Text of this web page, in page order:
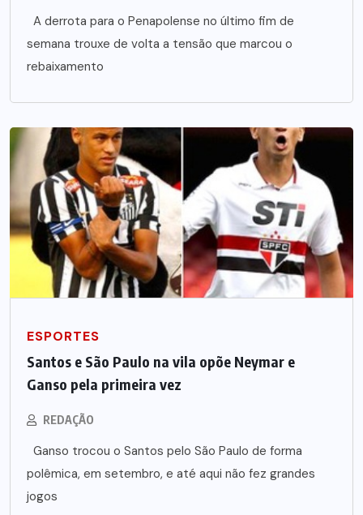
A derrota para o Penapolense no último fim de
semana trouxe de volta a tensão que marcou o
rebaixamento
ESPORTES
Santos e São Paulo na vila opõe Neymar e
Ganso pela primeira vez
REDAÇÃO
Ganso trocou o Santos pelo São Paulo de forma
polêmica, em setembro, e até aqui não fez grandes
jogos